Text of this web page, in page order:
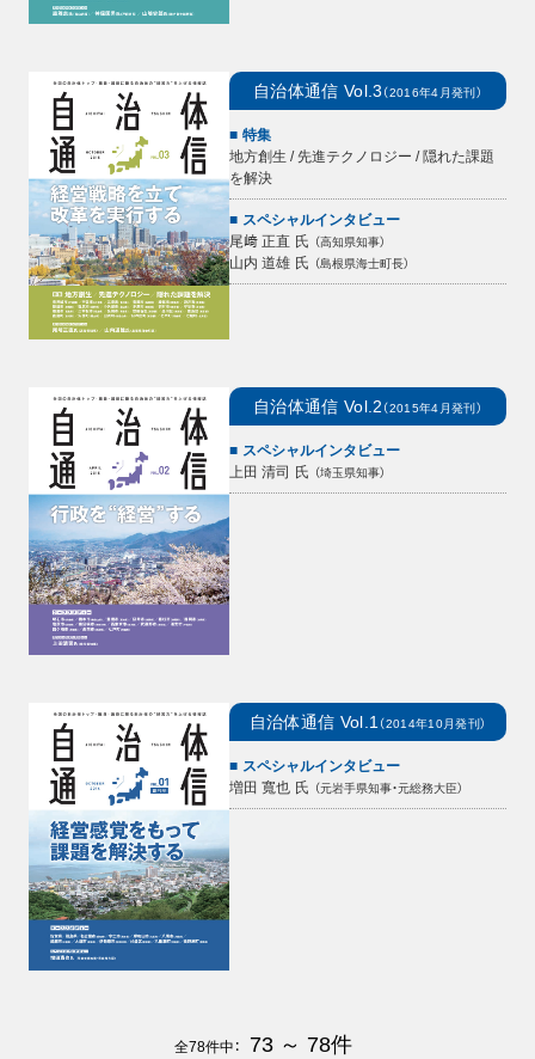
自治体通信 Vol.3 （2016年4月発刊）
特集
地方創生 / 先進テクノロジー / 隠れた課題
を解決
スペシャルインタビュー
尾﨑 正直 氏 （高知県知事）
山内 道雄 氏 （島根県海士町長）
自治体通信 Vol.2 （2015年4月発刊）
スペシャルインタビュー
上田 清司
氏 （埼玉県知事）
自治体通信 Vol.1 （2014年10月発刊）
スペシャルインタビュー
増田 寬也 氏 （元岩手県知事・元総務大臣）
全78件中： 73 ～ 78件